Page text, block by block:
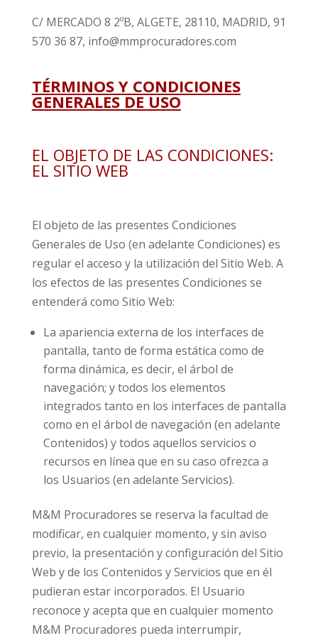
C/ MERCADO 8 2ºB, ALGETE, 28110, MADRID, 91
570 36 87, info@mmprocuradores.com
TÉRMINOS Y CONDICIONES
GENERALES DE USO
EL OBJETO DE LAS CONDICIONES:
EL SITIO WEB
El objeto de las presentes Condiciones
Generales de Uso (en adelante Condiciones) es
regular el acceso y la utilización del Sitio Web. A
los efectos de las presentes Condiciones se
entenderá como Sitio Web:
La apariencia externa de los interfaces de
pantalla, tanto de forma estática como de
forma dinámica, es decir, el árbol de
navegación; y todos los elementos
integrados tanto en los interfaces de pantalla
como en el árbol de navegación (en adelante
Contenidos) y todos aquellos servicios o
recursos en línea que en su caso ofrezca a
los Usuarios (en adelante Servicios).
M&M Procuradores se reserva la facultad de
modificar, en cualquier momento, y sin aviso
previo, la presentación y configuración del Sitio
Web y de los Contenidos y Servicios que en él
pudieran estar incorporados. El Usuario
reconoce y acepta que en cualquier momento
M&M Procuradores pueda interrumpir,